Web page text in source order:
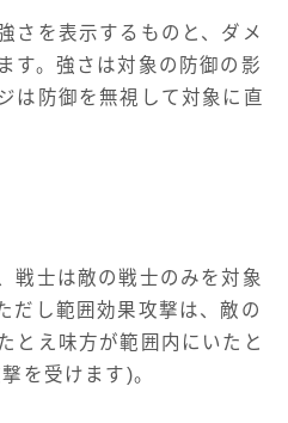
さを表示するものと、ダメ
す。強さは対象の防御の影
は防御を無視して対象に直
戦士は敵の戦士のみを対象
だし範囲効果攻撃は、敵の
とえ味方が範囲内にいたと
を受けます)。